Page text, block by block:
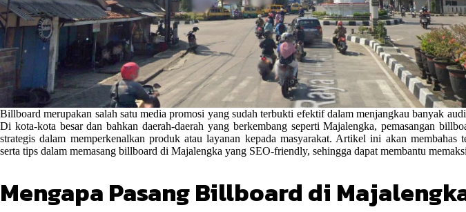
Billboard merupakan salah satu media promosi yang sudah terbukti efektif dalam menjangkau banyak
Di kota-kota besar dan bahkan daerah-daerah yang berkembang seperti Majalengka, pemasangan
strategis dalam memperkenalkan produk atau layanan kepada masyarakat. Artikel ini akan membahas
serta tips dalam memasang billboard di Majalengka yang SEO-friendly, sehingga dapat membantu
Mengapa Pasang Billboard di